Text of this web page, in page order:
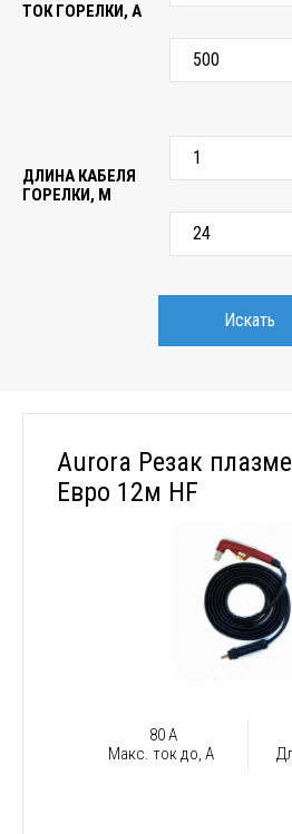
ТОК ГОРЕЛКИ, А
ДЛИНА КАБЕЛЯ
ГОРЕЛКИ, М
Искать
Aurora Резак
Евро 12м HF
80 А
Макс. ток до, А